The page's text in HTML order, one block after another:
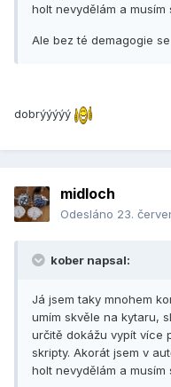
holt nevydělám a musím
Ale bez té demagogie
dobrýýýýý
midloch
Odesláno 23.
kober napsal:
Já jsem taky mnohem
umím skvěle na kytaru,
určitě dokážu vypít více
skripty. Akorát jsem v
holt nevydělám a musím